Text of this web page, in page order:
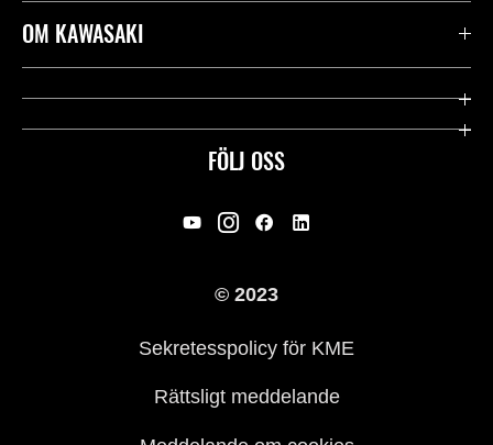
FÖLJ OSS
Kontakta oss
Användbara länkar
Rättsligt & Sekretess
OM KAWASAKI
Företag
© 2023
Sekretesspolicy för KME
Rättsligt meddelande